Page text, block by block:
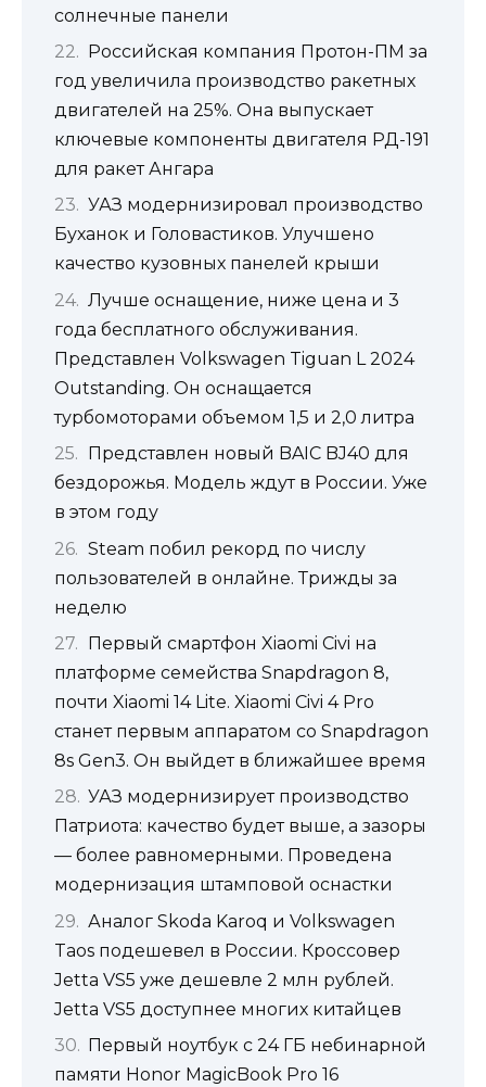
солнечные панели
Российская компания Протон-ПМ за
год увеличила производство ракетных
двигателей на 25%. Она выпускает
ключевые компоненты двигателя РД-191
для ракет Ангара
УАЗ модернизировал производство
Буханок и Головастиков. Улучшено
качество кузовных панелей крыши
Лучше оснащение, ниже цена и 3
года бесплатного обслуживания.
Представлен Volkswagen Tiguan L 2024
Outstanding. Он оснащается
турбомоторами объемом 1,5 и 2,0 литра
Представлен новый BAIC BJ40 для
бездорожья. Модель ждут в России. Уже
в этом году
Steam побил рекорд по числу
пользователей в онлайне. Трижды за
неделю
Первый смартфон Xiaomi Civi на
платформе семейства Snapdragon 8,
почти Xiaomi 14 Lite. Xiaomi Civi 4 Pro
станет первым аппаратом со Snapdragon
8s Gen3. Он выйдет в ближайшее время
УАЗ модернизирует производство
Патриота: качество будет выше, а зазоры
— более равномерными. Проведена
модернизация штамповой оснастки
Аналог Skoda Karoq и Volkswagen
Taos подешевел в России. Кроссовер
Jetta VS5 уже дешевле 2 млн рублей.
Jetta VS5 доступнее многих китайцев
Первый ноутбук с 24 ГБ небинарной
памяти Honor MagicBook Pro 16